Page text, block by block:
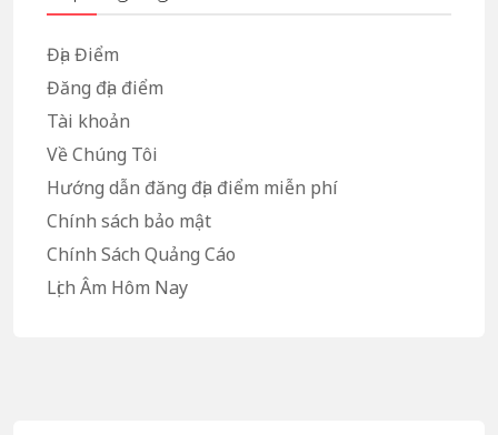
Địa Điểm
Đăng địa điểm
Tài khoản
Về Chúng Tôi
Hướng dẫn đăng địa điểm miễn phí
Chính sách bảo mật
Chính Sách Quảng Cáo
Lịch Âm Hôm Nay